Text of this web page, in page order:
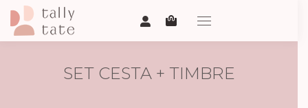
SET CESTA + TIMBRE